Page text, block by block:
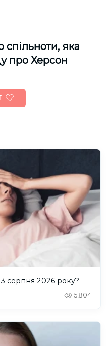
спільноти, яка
про Херсон
3 серпня 2026 року?
5,804